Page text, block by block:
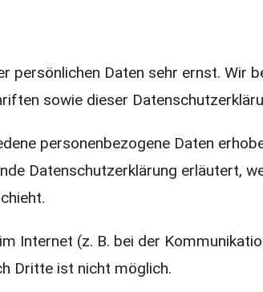
persönlichen Daten sehr ernst. Wir
sowie dieser
personenbezogene Daten
Datenschutzerklärung erläutert,
Internet (z. B. bei der
Dritte ist nicht möglich.